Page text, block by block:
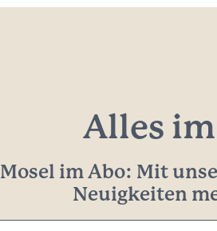
Alles
Mosel im Abo: Mit
Neuigkeiten